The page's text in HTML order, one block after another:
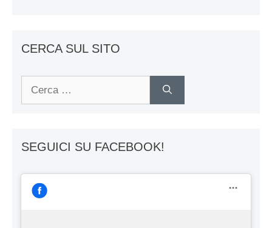
CERCA SUL SITO
SEGUICI SU FACEBOOK!